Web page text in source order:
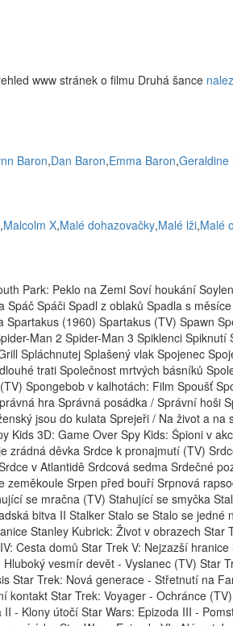
www stránek o filmu Druhá šance
Baron,Dan Baron,Emma Baron,Geraldine
,Malcolm X,Malé dohazovačky,Malé lži,Malé
Park: Peklo na Zemi Soví houkání
Spáči Spadl z oblaků Spadla s
(1960) Spartakus (TV) Spawn
Man 2 Spider-Man 3 Spiklenci Spiknutí
Spláchnutej Splašený vlak Spojenec
trati Společnost mrtvých básníků
Spongebob v kalhotách: Film Spoušť
hra Správná posádka / Správní hoši
jsou do kulata Sprejeři / Na život a na
Kids 3D: Game Over Spy Kids: Špioni v
zrádná děvka Srdce k pronajmutí (TV)
v Atlantidě Srdcová sedma Srdečné
Srpen před bouří Srpnová
se mračna (TV) Stahující se smyčka
bitva II Stalker Stalo se Stalo se jedné
Stanley Kubrick: Život v obrazech Star
Cesta domů Star Trek V: Nejzazší hranice
vesmír devět - Vyslanec (TV) Star
Star Trek: Nová generace - Střetnutí na
Star Trek: Voyager - Ochránce
- Klony útočí Star Wars: Epizoda III -